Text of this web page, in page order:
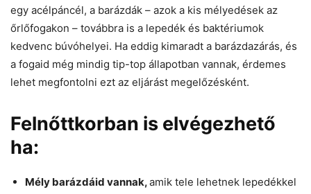
egy acélpáncél, a barázdák – azok a kis mélyedések az
őrlőfogakon – továbbra is a lepedék és baktériumok
kedvenc búvóhelyei. Ha eddig kimaradt a barázdazárás, és
a fogaid még mindig tip-top állapotban vannak, érdemes
lehet megfontolni ezt az eljárást megelőzésként.
Felnőttkorban is elvégezhető
ha:
Mély barázdáid vannak,amik tele lehetnek lepedékkel